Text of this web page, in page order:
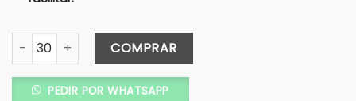
Convite Carta Tradicional Azul Claro c/ Forro – Lacre de
COMPRAR
PEDIR POR WHATSAPP